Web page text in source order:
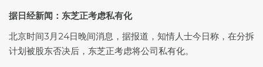
据日经新闻：东芝正考虑私有化
北京时间3月24日晚间消息，据报道，知情人士今日称，在分拆
计划被股东否决后，东芝正考虑将公司私有化。